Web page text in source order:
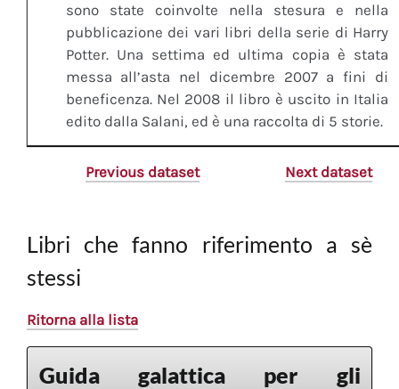
sono state coinvolte nella stesura e nella
pubblicazione dei vari libri della serie di Harry
Potter. Una settima ed ultima copia è stata
messa all’asta nel dicembre 2007 a fini di
beneficenza. Nel 2008 il libro è uscito in Italia
edito dalla Salani, ed è una raccolta di 5 storie.
Previous dataset Next dataset
Libri che fanno riferimento a sè
stessi
Ritorna alla lista
Guida galattica per gli